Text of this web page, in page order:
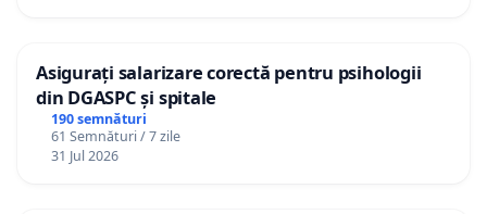
Asigurați salarizare corectă pentru psihologii
din DGASPC și spitale
190 semnături
61 Semnături / 7 zile
31 Jul 2026